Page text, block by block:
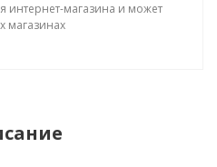
интернет-магазина и может
магазинах